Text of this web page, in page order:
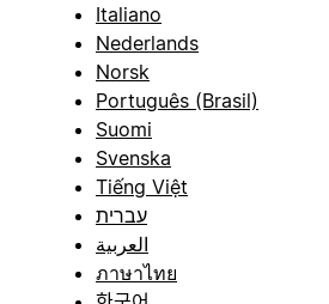
Italiano
Nederlands
Norsk
Português (Brasil)
Suomi
Svenska
Tiếng Việt
עברית
العربية
ภาษาไทย